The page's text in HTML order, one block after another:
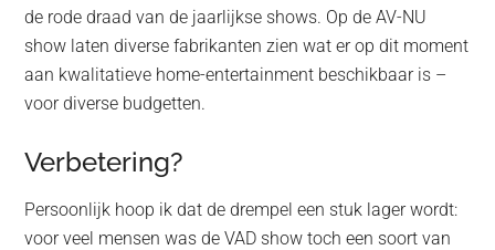
de rode draad van de jaarlijkse shows. Op de AV-NU
show laten diverse fabrikanten zien wat er op dit moment
aan kwalitatieve home-entertainment beschikbaar is –
voor diverse budgetten.
Verbetering?
Persoonlijk hoop ik dat de drempel een stuk lager wordt:
voor veel mensen was de VAD show toch een soort van